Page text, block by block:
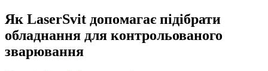
Як LaserSvit допомагає підібрати
обладнання для контрольованого
зварювання